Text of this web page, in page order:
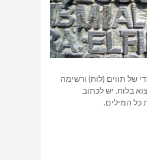
של תווים (לוח) ורשימה
בלוח. יש לכתוב
כל המילים.